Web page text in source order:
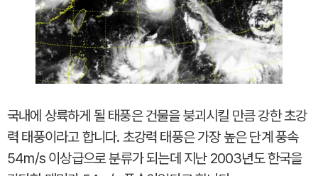
국내에 상륙하게 될 태풍은 건물을 붕괴시킬 만큼 강한 초강
력 태풍이라고 합니다. 초강력 태풍은 가장 높은 단계 풍속
54m/s 이상급으로 분류가 되는데 지난 2003년도 한국을